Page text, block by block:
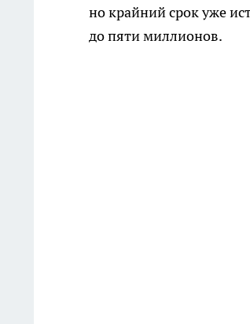
но крайний срок уже
до пяти миллионов.